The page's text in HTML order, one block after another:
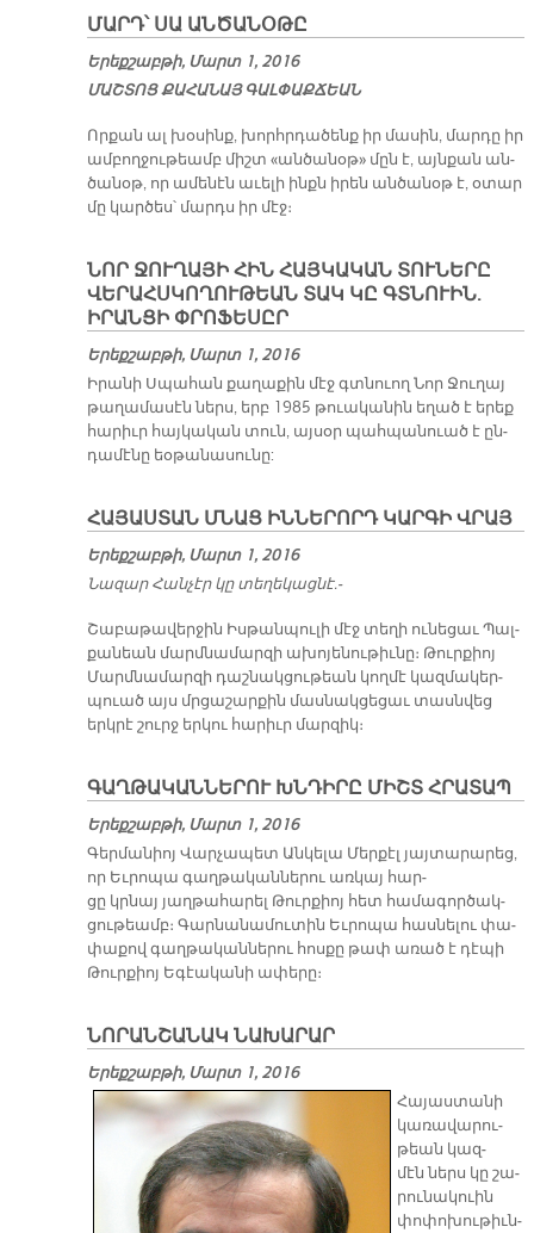
ՄԱՐԴ՝ ՍԱ ԱՆ­ԾԱ­ՆՕ­ԹԸ
Երեքշաբթի, Մարտ 1, 2016
ՄԱՇ­ՏՈՑ ՔԱ­ՀԱ­ՆԱՅ ԳԱԼ­ՓԱՔ­ՃԵԱՆ
Որ­քան ալ խօ­սինք, խորհր­դա­ծենք իր մա­սին, մար­դը իր
ամ­բող­ջու­թեամբ միշտ «ան­ծա­նօթ» մըն է, այն­քան ան­
ծա­նօթ, որ ա­մե­նէն ա­ւե­լի ինքն ի­րեն ան­ծա­նօթ է, օ­տար
մը կար­ծես՝ մարդս իր մէջ։
ՆՈՐ ՋՈՒՂԱՅԻ ՀԻՆ ՀԱՅԿԱԿԱՆ ՏՈՒՆԵՐԸ
ՎԵՐԱՀՍԿՈՂՈՒԹԵԱՆ ՏԱԿ ԿԸ ԳՏՆՈՒԻՆ.
ԻՐԱՆՑԻ ՓՐՈՖԵՍԸՐ
Երեքշաբթի, Մարտ 1, 2016
Ի­րա­նի Սպա­հան քա­ղա­քին մէջ գտնուող Նոր Ջու­ղայ
թա­ղա­մա­սէն ներս, երբ 1985 թուա­կա­նին ե­ղած է ե­րեք
հա­րիւր հայ­կա­կան տուն, այ­սօր պահ­պա­նուած է ըն­
դա­մէ­նը եօ­թա­նա­սու­նը:
ՀԱՅԱՍՏԱՆ ՄՆԱՑ ԻՆՆԵՐՈՐԴ ԿԱՐԳԻ ՎՐԱՅ
Երեքշաբթի, Մարտ 1, 2016
Նա­զար Հան­չէր կը տե­ղե­կաց­նէ.-
Շա­բա­թա­վեր­ջին Իս­թան­պու­լի մէջ տե­ղի ու­նե­ցաւ Պալ­
քա­նեան մարմ­նա­մար­զի ա­խո­յե­նու­թիւ­նը։ Թուր­քիոյ
Մարմ­նա­մար­զի դաշ­նակ­ցու­թեան կող­մէ կազ­մա­կեր­
պուած այս մրցա­շար­քին մաս­նակ­ցե­ցաւ տասն­վեց
երկ­րէ շուրջ եր­կու հա­րիւր մար­զիկ։
ԳԱՂԹԱԿԱՆՆԵՐՈՒ ԽՆԴԻՐԸ ՄԻՇՏ ՀՐԱՏԱՊ
Երեքշաբթի, Մարտ 1, 2016
Գեր­մա­նիոյ Վար­չա­պետ Ան­կե­լա Մեր­քէլ յայ­տա­րա­րեց,
որ Եւ­րո­պա գաղ­թա­կան­նե­րու առ­կայ հար­
ցը կրնայ յաղ­թա­հա­րել Թուր­քիոյ հետ հա­մա­գոր­ծակ­
ցու­թեամբ։ Գար­նա­նա­մու­տին Եւ­րո­պա հաս­նե­լու փա­
փա­քով գաղ­թա­կան­նե­րու հոս­քը թափ ա­ռած է դէ­պի
Թուր­քիոյ Ե­գէա­կա­նի ա­փե­րը։
ՆՈՐԱՆՇԱՆԱԿ ՆԱԽԱՐԱՐ
Երեքշաբթի, Մարտ 1, 2016
Հա­յաս­տա­նի
կա­ռա­վա­րու­
թեան կազ­
մէն ներս կը շա­
րու­նա­կուին
փո­փո­խու­թիւն­